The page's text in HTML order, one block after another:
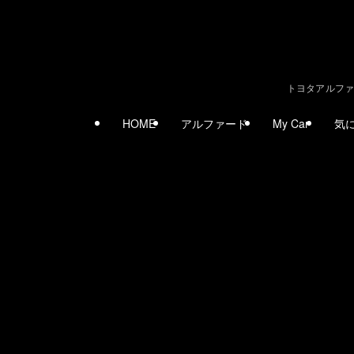
トヨタアルフ
HOME アルファード My Car 気